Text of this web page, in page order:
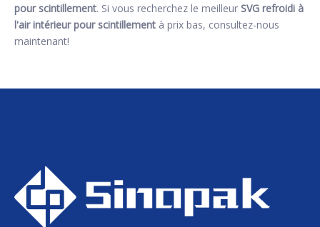
pour scintillement. Si vous recherchez le meilleur SVG refroidi à
l'air intérieur pour scintillement à prix bas, consultez-nous
maintenant!
Générateur de var statique
refroidi par air intérieur
Sinopak 6kV pour le
scintillement